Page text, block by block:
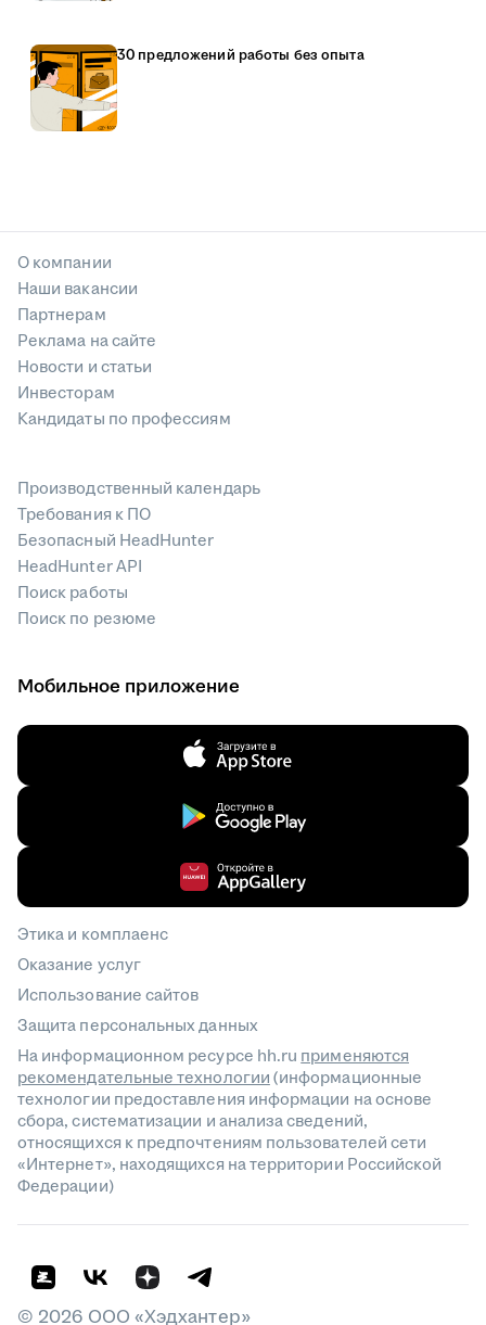
30 предложений работы без опыта
О компании
Наши вакансии
Партнерам
Реклама на сайте
Новости и статьи
Инвесторам
Кандидаты по профессиям
Производственный календарь
Требования к ПО
Безопасный HeadHunter
HeadHunter API
Поиск работы
Поиск по резюме
Мобильное приложение
Этика и комплаенс
Оказание услуг
Использование сайтов
Защита персональных данных
На информационном ресурсе hh.ru применяются
рекомендательные технологии(информационные
технологии предоставления информации на основе
сбора, систематизации и анализа сведений,
относящихся к предпочтениям пользователей сети
«Интернет», находящихся на территории Российской
Федерации)
© 2026 ООО «Хэдхантер»